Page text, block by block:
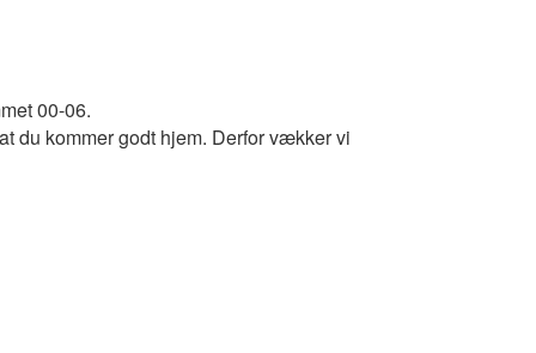
00-06.
du kommer godt hjem. Derfor vækker vi